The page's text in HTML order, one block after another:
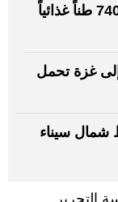
4 قوافل مساعدات إماراتية تحمل 740 طناً غذائياً
إلى غزة تحمل
محافظ شمال سيناء
التحرير